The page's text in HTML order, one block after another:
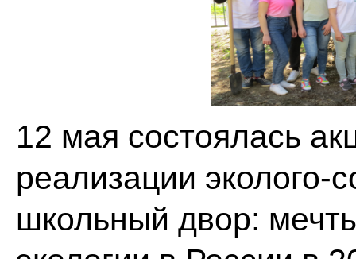
12 мая состоялась
реализации эколого-
школьный двор: